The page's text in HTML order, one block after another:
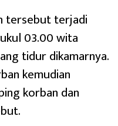
tersebut terjadi
03.00 wita
tidur dikamarnya.
kemudian
korban dan